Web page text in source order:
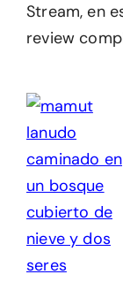
Stream, en
review